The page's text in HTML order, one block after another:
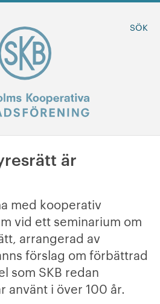
SÖK
+
+
+
är
med kooperativ
vid ett seminarium om
arrangerad av
förslag om förbättrad
som SKB redan
använt i över 100 år.